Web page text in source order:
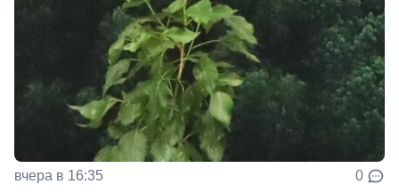
вчера в 16:35 0